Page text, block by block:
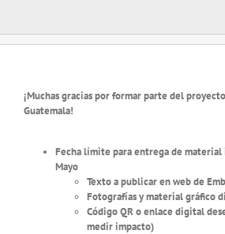
¡Muchas gracias por formar parte del
Guatemala!
Fecha límite para entrega de
Mayo
Texto a publicar en web de
Fotografías y material gráfico
Código QR o enlace digital
medir impacto)